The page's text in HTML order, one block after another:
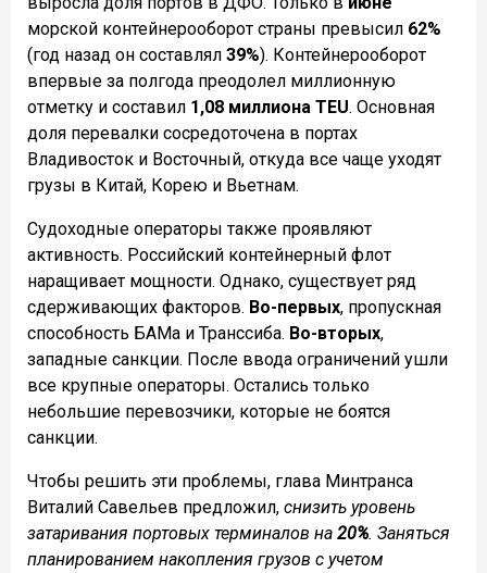
морской контейнерооборот страны превысил 62%
(год назад он составлял 39%). Контейнерооборот
впервые за полгода преодолел миллионную
отметку и составил 1,08 миллиона TEU. Основная
доля перевалки сосредоточена в портах
Владивосток и Восточный, откуда все чаще уходят
грузы в Китай, Корею и Вьетнам.
Судоходные операторы также проявляют
активность. Российский контейнерный флот
наращивает мощности. Однако, существует ряд
сдерживающих факторов. Во-первых, пропускная
способность БАМа и Транссиба. Во-вторых,
западные санкции. После ввода ограничений ушли
все крупные операторы. Остались только
небольшие перевозчики, которые не боятся
санкции.
Чтобы решить эти проблемы, глава Минтранса
Виталий Савельев предложил, снизить уровень
затаривания портовых терминалов на 20%. Заняться
планированием накопления грузов с учетом